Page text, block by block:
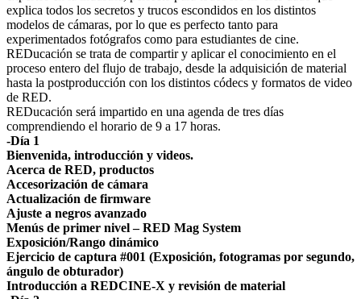
explica todos los secretos y trucos escondidos en los distintos
modelos de cámaras, por lo que es perfecto tanto para
experimentados fotógrafos como para estudiantes de cine.
REDucación se trata de compartir y aplicar el conocimiento en el
proceso entero del flujo de trabajo, desde la adquisición de material
hasta la postproducción con los distintos códecs y formatos de video
de RED.
REDucación será impartido en una agenda de tres días
comprendiendo el horario de 9 a 17 horas.
-Día 1
Bienvenida, introducción y videos.
Acerca de RED, productos
Accesorización de cámara
Actualización de firmware
Ajuste a negros avanzado
Menús de primer nivel – RED Mag System
Exposición/Rango dinámico
Ejercicio de captura #001 (Exposición, fotogramas por segundo,
ángulo de obturador)
Introducción a REDCINE-X y revisión de material